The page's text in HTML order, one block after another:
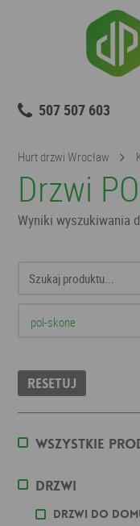
507 507 603
Hurt drzwi Wrocław
Drzwi
Wyniki wyszukiwania
Resetuj
Wszystkie
Drzwi
Drzwi do